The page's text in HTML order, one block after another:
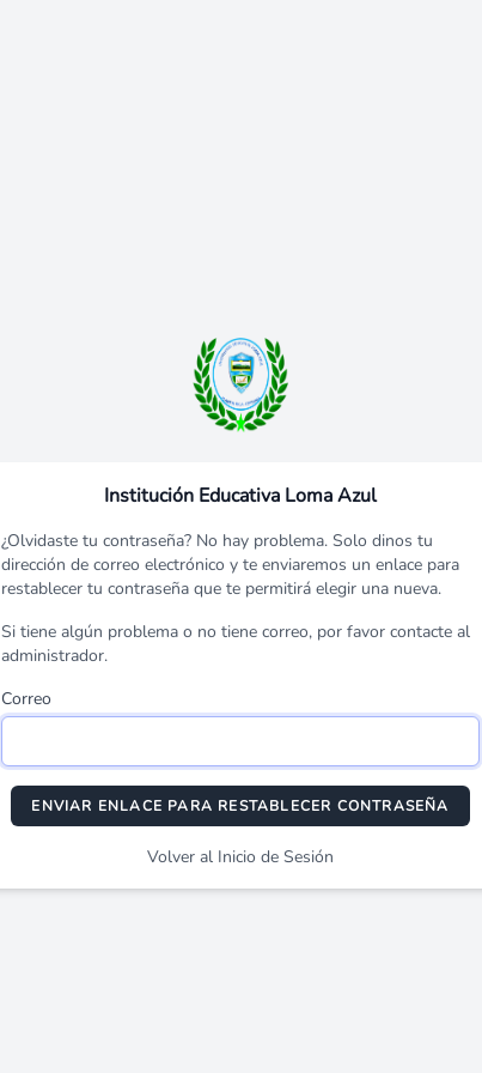
Institución Educativa Loma Azul
¿Olvidaste tu contraseña? No hay problema. Solo dinos tu
dirección de correo electrónico y te enviaremos un enlace para
restablecer tu contraseña que te permitirá elegir una nueva.
Si tiene algún problema o no tiene correo, por favor contacte al
administrador.
Correo
ENVIAR ENLACE PARA RESTABLECER CONTRASEÑA
Volver al Inicio de Sesión